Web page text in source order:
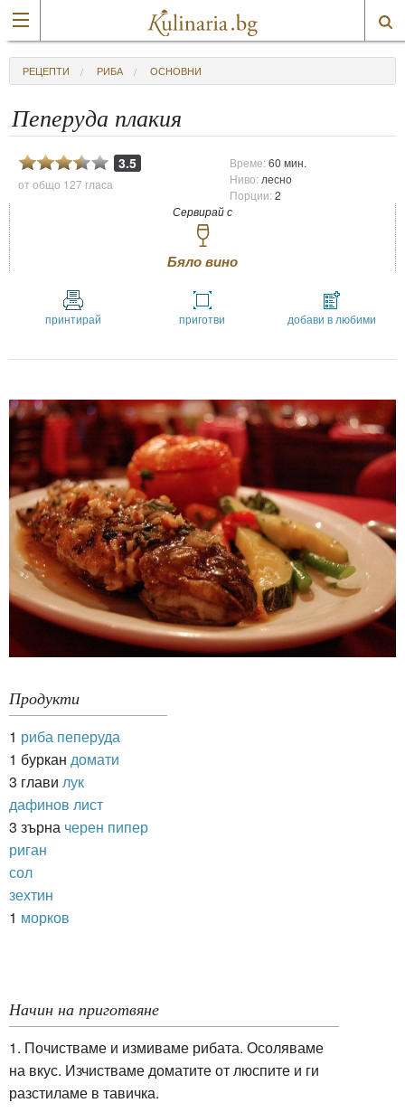
РЕЦЕПТИ РИБА ОСНОВНИ
Пеперуда плакия
3.5
от общо 127 гласа
Време:60 мин.
Ниво: лесно
Порции:2
Сервирай с
Бяло вино
принтирай приготви добави в любими
Продукти
1 риба пеперуда
1 буркан домати
3 глави лук
дафинов лист
3 зърна черен пипер
риган
сол
зехтин
1 морков
Начин на приготвяне
1. Почистваме и измиваме рибата. Осоляваме
на вкус. Изчистваме доматите от люспите и ги
разстиламе в тавичка.